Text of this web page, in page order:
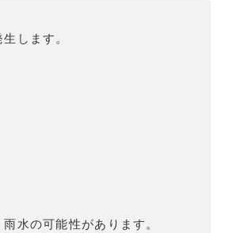
します。
水の可能性があります。